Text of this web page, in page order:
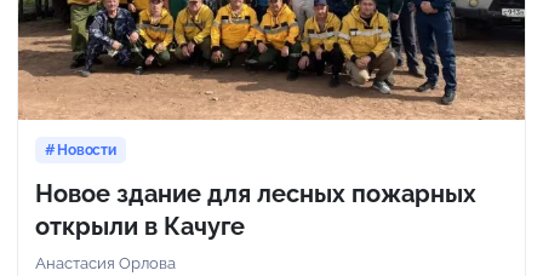
Новости
Новое здание для лесных пожарных
открыли в Качуге
Анастасия Орлова